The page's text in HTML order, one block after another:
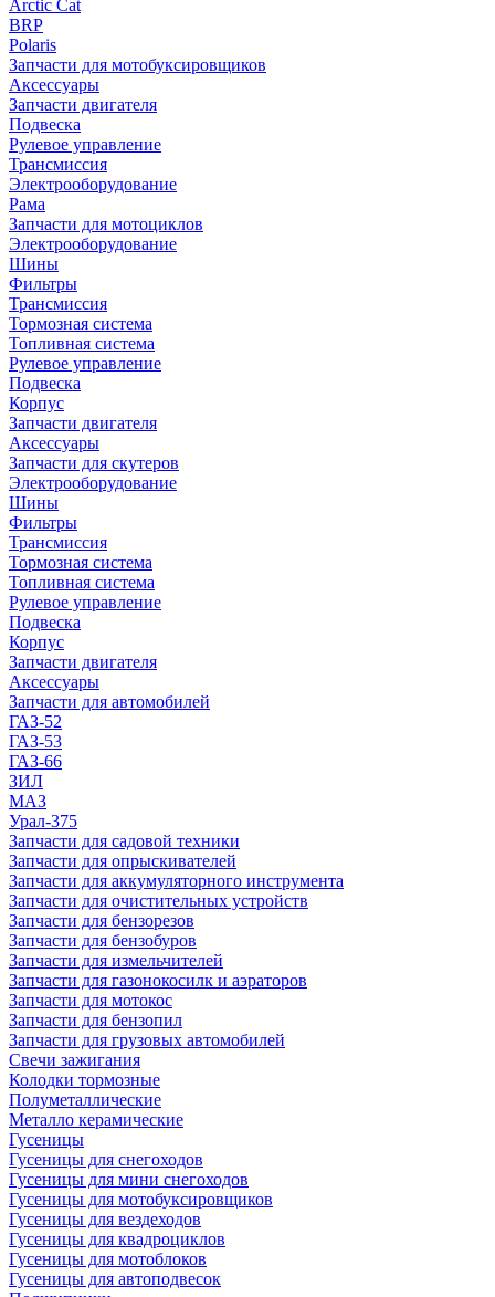
Arctic Cat
BRP
Polaris
Запчасти для мотобуксировщиков
Аксессуары
Запчасти двигателя
Подвеска
Рулевое управление
Трансмиссия
Электрооборудование
Рама
Запчасти для мотоциклов
Электрооборудование
Шины
Фильтры
Трансмиссия
Тормозная система
Топливная система
Рулевое управление
Подвеска
Корпус
Запчасти двигателя
Аксессуары
Запчасти для скутеров
Электрооборудование
Шины
Фильтры
Трансмиссия
Тормозная система
Топливная система
Рулевое управление
Подвеска
Корпус
Запчасти двигателя
Аксессуары
Запчасти для автомобилей
ГАЗ-52
ГАЗ-53
ГАЗ-66
ЗИЛ
МАЗ
Урал-375
Запчасти для садовой техники
Запчасти для опрыскивателей
Запчасти для аккумуляторного инструмента
Запчасти для очистительных устройств
Запчасти для бензорезов
Запчасти для бензобуров
Запчасти для измельчителей
Запчасти для газонокосилк и аэраторов
Запчасти для мотокос
Запчасти для бензопил
Запчасти для грузовых автомобилей
Свечи зажигания
Колодки тормозные
Полуметаллические
Металло керамические
Гусеницы
Гусеницы для снегоходов
Гусеницы для мини снегоходов
Гусеницы для мотобуксировщиков
Гусеницы для вездеходов
Гусеницы для квадроциклов
Гусеницы для мотоблоков
Гусеницы для автоподвесок